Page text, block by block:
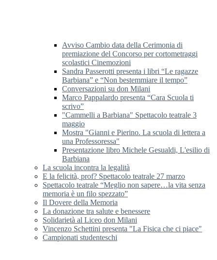
Avviso Cambio data della Cerimonia di
premiazione del Concorso per cortometraggi
scolastici Cinemozioni
Sandra Passerotti presenta i libri “Le ragazze
Barbiana” e “Non bestemmiare il tempo”
Conversazioni su don Milani
Marco Pappalardo presenta “Cara Scuola ti
scrivo”
"Cammelli a Barbiana" Spettacolo teatrale 3
maggio
Mostra "Gianni e Pierino. La scuola di lettera a
una Professoressa"
Presentazione libro Michele Gesualdi, L'esilio di
Barbiana
La scuola incontra la legalità
E la felicità, prof? Spettacolo teatrale 27 marzo
Spettacolo teatrale “Meglio non sapere…la vita senza
memoria è un filo spezzato”
Il Dovere della Memoria
La donazione tra salute e benessere
Solidarietà al Liceo don Milani
Vincenzo Schettini presenta "La Fisica che ci piace"
Campionati studenteschi